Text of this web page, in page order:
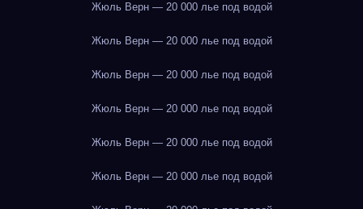
Жюль Верн — 20 000 лье под водой
Жюль Верн — 20 000 лье под водой
Жюль Верн — 20 000 лье под водой
Жюль Верн — 20 000 лье под водой
Жюль Верн — 20 000 лье под водой
Жюль Верн — 20 000 лье под водой